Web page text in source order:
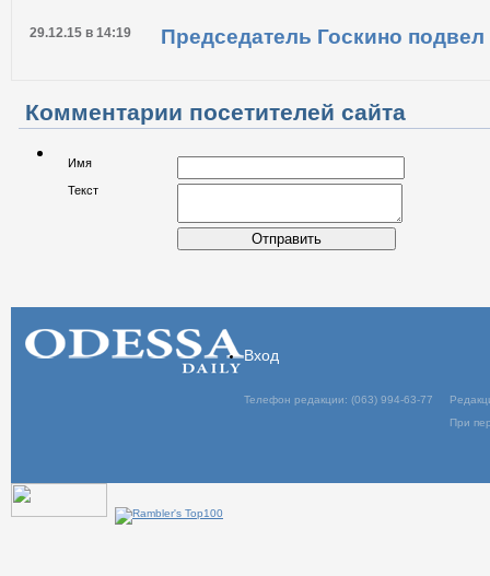
29.12.15 в 14:19 Председатель Госкино подвел
Комментарии посетителей сайта
Имя
Текст
Отправить
Вход
Телефон редакции: (063) 994-63-77
При